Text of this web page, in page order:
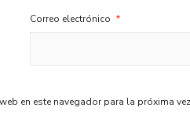
Correo electrónico *
en este navegador para la próxima